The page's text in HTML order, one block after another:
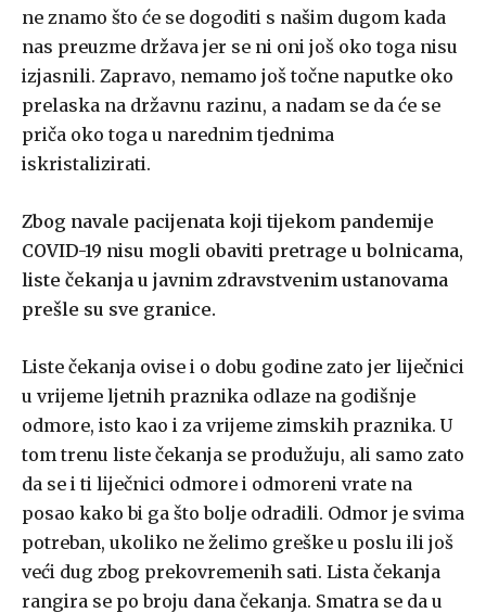
ne znamo što će se dogoditi s našim dugom kada
nas preuzme država jer se ni oni još oko toga nisu
izjasnili. Zapravo, nemamo još točne naputke oko
prelaska na državnu razinu, a nadam se da će se
priča oko toga u narednim tjednima
iskristalizirati.
Zbog navale pacijenata koji tijekom pandemije
COVID-19 nisu mogli obaviti pretrage u bolnicama,
liste čekanja u javnim zdravstvenim ustanovama
prešle su sve granice.
Liste čekanja ovise i o dobu godine zato jer liječnici
u vrijeme ljetnih praznika odlaze na godišnje
odmore, isto kao i za vrijeme zimskih praznika. U
tom trenu liste čekanja se produžuju, ali samo zato
da se i ti liječnici odmore i odmoreni vrate na
posao kako bi ga što bolje odradili. Odmor je svima
potreban, ukoliko ne želimo greške u poslu ili još
veći dug zbog prekovremenih sati. Lista čekanja
rangira se po broju dana čekanja. Smatra se da u